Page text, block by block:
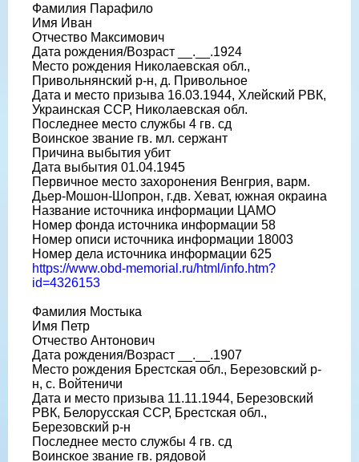
Фамилия Парафило
Имя Иван
Отчество Максимович
Дата рождения/Возраст __.__.1924
Место рождения Николаевская обл.,
Привольнянский р-н, д. Привольное
Дата и место призыва 16.03.1944, Хлейский РВК,
Украинская ССР, Николаевская обл.
Последнее место службы 4 гв. сд
Воинское звание гв. мл. сержант
Причина выбытия убит
Дата выбытия 01.04.1945
Первичное место захоронения Венгрия, варм.
Дьер-Мошон-Шопрон, г.дв. Хеват, южная окраина
Название источника информации ЦАМО
Номер фонда источника информации 58
Номер описи источника информации 18003
Номер дела источника информации 625
https://www.obd-memorial.ru/html/info.htm?
id=4326153
Фамилия Мостыка
Имя Петр
Отчество Антонович
Дата рождения/Возраст __.__.1907
Место рождения Брестская обл., Березовский р-
н, с. Войтеничи
Дата и место призыва 11.11.1944, Березовский
РВК, Белорусская ССР, Брестская обл.,
Березовский р-н
Последнее место службы 4 гв. сд
Воинское звание гв. рядовой